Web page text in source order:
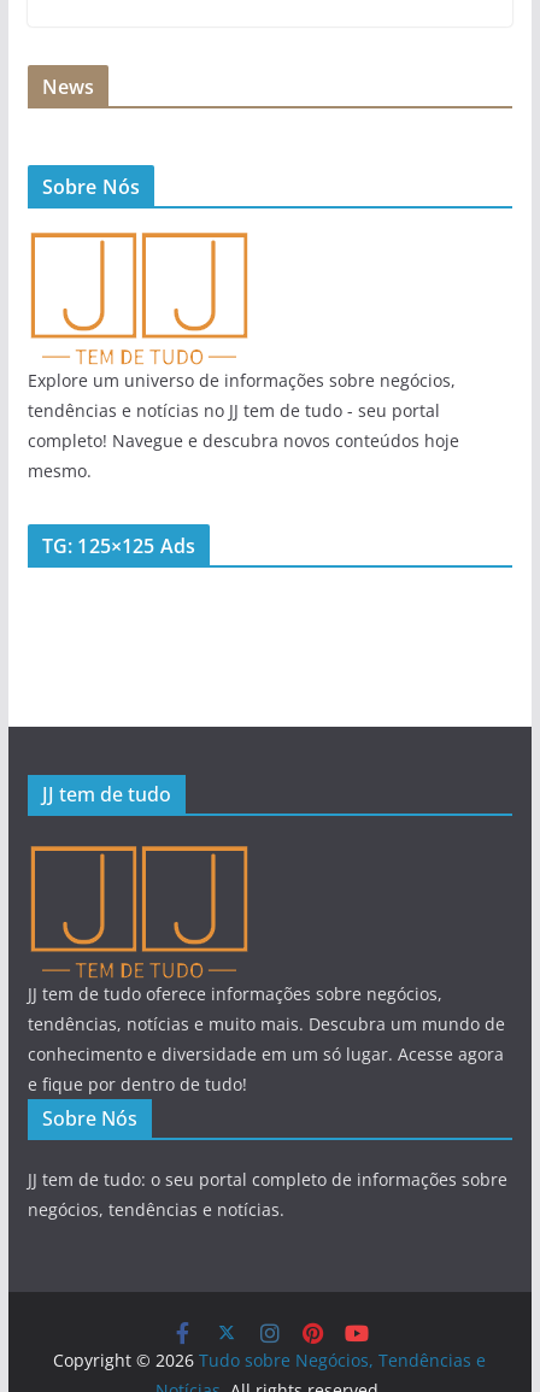
News
Sobre Nós
Explore um universo de informações sobre negócios,
tendências e notícias no JJ tem de tudo - seu portal
completo! Navegue e descubra novos conteúdos hoje
mesmo.
TG: 125×125 Ads
JJ tem de tudo
JJ tem de tudo oferece informações sobre negócios,
tendências, notícias e muito mais. Descubra um mundo de
conhecimento e diversidade em um só lugar. Acesse agora
e fique por dentro de tudo!
Sobre Nós
JJ tem de tudo: o seu portal completo de informações sobre
negócios, tendências e notícias.
Copyright © 2026Tudo sobre Negócios, Tendências e